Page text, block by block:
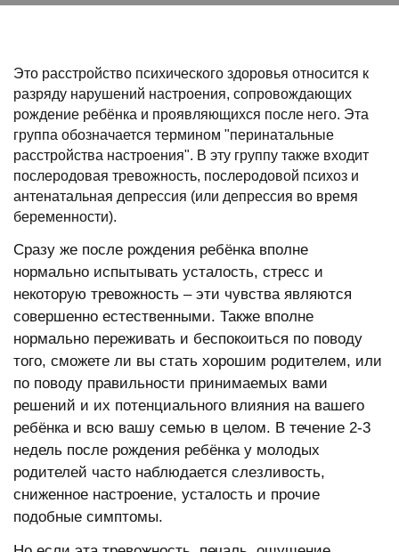
Это расстройство психического здоровья относится к
разряду нарушений настроения, сопровождающих
рождение ребёнка и проявляющихся после него. Эта
группа обозначается термином "перинатальные
расстройства настроения". В эту группу также входит
послеродовая тревожность, послеродовой психоз и
антенатальная депрессия (или депрессия во время
беременности).
Сразу же после рождения ребёнка вполне
нормально испытывать усталость, стресс и
некоторую тревожность – эти чувства являются
совершенно естественными. Также вполне
нормально переживать и беспокоиться по поводу
того, сможете ли вы стать хорошим родителем, или
по поводу правильности принимаемых вами
решений и их потенциального влияния на вашего
ребёнка и всю вашу семью в целом. В течение 2-3
недель после рождения ребёнка у молодых
родителей часто наблюдается слезливость,
сниженное настроение, усталость и прочие
подобные симптомы.